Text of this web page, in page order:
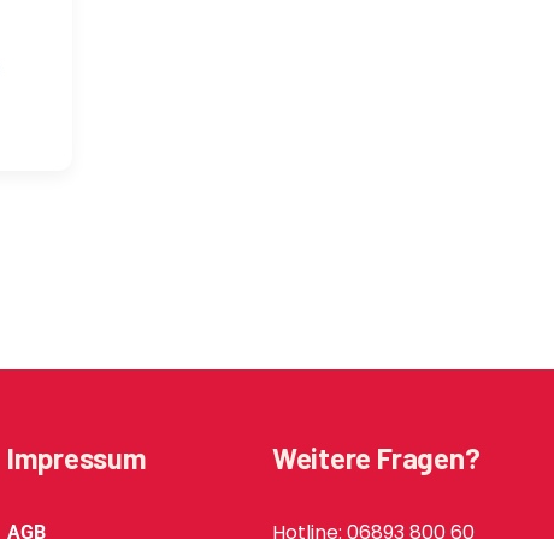
Impressum
AGB
Weitere Fragen?
Hotline: 06893 800 60